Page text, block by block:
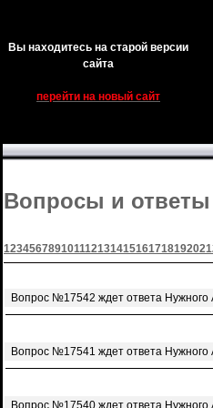
Вы находитесь на старой версии
сайта
перейти на новый сайт
Вопросы и ответы
123456789101112131415161718192021
Вопрос №17542 ждет ответа Нужного
Вопрос №17541 ждет ответа Нужного
Вопрос №17540 ждет ответа Нужного